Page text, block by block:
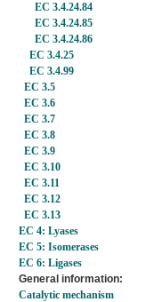
EC 3.4.24.84
EC 3.4.24.85
EC 3.4.24.86
EC 3.4.25
EC 3.4.99
EC 3.5
EC 3.6
EC 3.7
EC 3.8
EC 3.9
EC 3.10
EC 3.11
EC 3.12
EC 3.13
EC 4: Lyases
EC 5: Isomerases
EC 6: Ligases
General information:
Catalytic mechanism